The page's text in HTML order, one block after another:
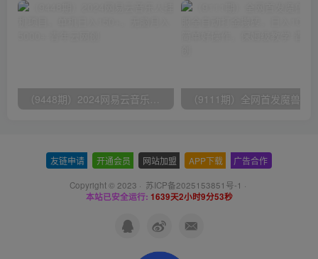
（9448期）2024网易云音乐人挂机项目，单机日入150+，无脑月入5000+
友链申请 开通会员 网站加盟 APP下载 广告合作
Copyright © 2023 · 苏ICP备2025153851号-1 ·
本站已安全运行: 1639天2小时9分53秒